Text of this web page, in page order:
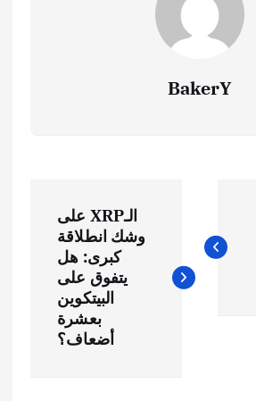
BakerY
الـXRP على
وشك انطلاقة
كبرى: هل
يتفوق على
البيتكوين
بعشرة
أضعاف؟